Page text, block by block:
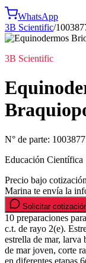
WhatsApp
3B Scientific/
3B Scientific
N° de parte: 1003877
Educación Científica
Precio bajo cotización
Marina te envía la
Solicitar
10 preparaciones
c.t. de rayo 2(e).
estrella de mar,
de mar joven, corte
en diferentes etapas